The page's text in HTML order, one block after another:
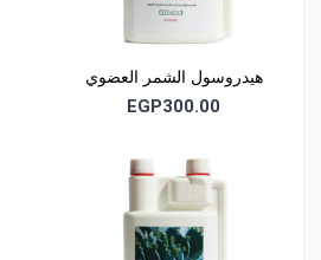
هيدروسول الشمر العضوي
EGP300.00